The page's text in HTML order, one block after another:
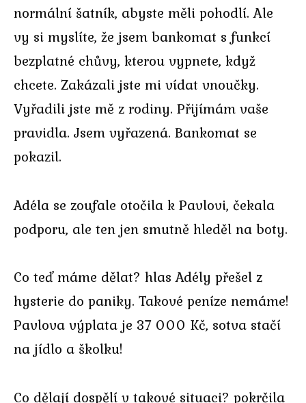
normální šatník, abyste měli pohodlí. Ale
vy si myslíte, že jsem bankomat s funkcí
bezplatné chůvy, kterou vypnete, když
chcete. Zakázali jste mi vídat vnoučky.
Vyřadili jste mě z rodiny. Přijímám vaše
pravidla. Jsem vyřazená. Bankomat se
pokazil.
Adéla se zoufale otočila k Pavlovi, čekala
podporu, ale ten jen smutně hleděl na boty.
Co teď máme dělat? hlas Adély přešel z
hysterie do paniky. Takové peníze nemáme!
Pavlova výplata je 37 000 Kč, sotva stačí
na jídlo a školku!
Co dělají dospělí v takové situaci? pokrčila